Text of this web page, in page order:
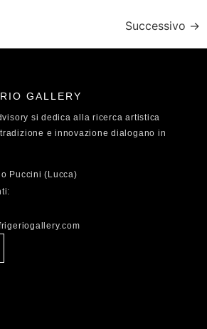
Successivo →
GALLERY
si dedica alla ricerca artistica
e innovazione dialogano in
Puccini (Lucca)